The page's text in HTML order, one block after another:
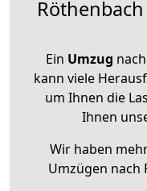
Ein Umzug
kann viele
um Ihnen die
Ihnen
Wir haben
Umzügen nach